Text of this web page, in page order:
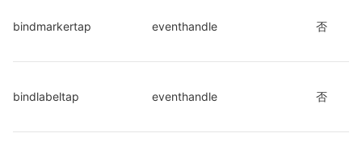
bindmarkertap eventhandle 否
bindlabeltap eventhandle 否